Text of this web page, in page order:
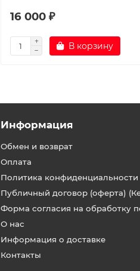
16 000 ₽
В корзину
Информация
Обмен и возврат
Оплата
Политика
Публичный договор (оферта)
Форма согласия на обработку
О нас
Информация о доставке
Контакты